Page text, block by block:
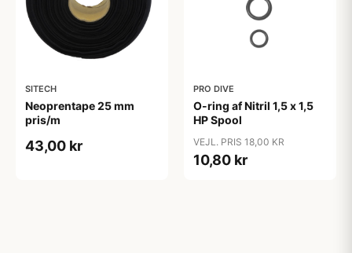
SITECH
Neoprentape 25 mm
pris/m
43,00 kr
PRO DIVE
O-ring af Nitril 1,5 x 1,5
HP Spool
VEJL. PRIS 18,00 KR
10,80 kr